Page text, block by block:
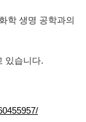
있습니다.